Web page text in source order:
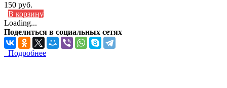
150 руб.
В корзину
Loading...
Поделиться в социальных сетях
Подробнее